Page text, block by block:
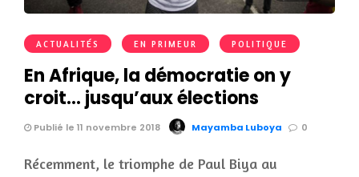
ACTUALITÉS EN PRIMEUR POLITIQUE
En Afrique, la démocratie on y
croit… jusqu’aux élections
Publié le 11 novembre 2018 Mayamba Luboya 0
Récemment, le triomphe de Paul Biya au